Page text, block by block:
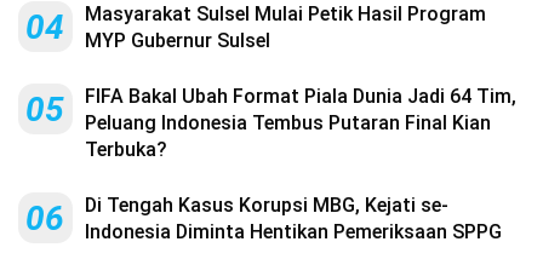
04
Masyarakat Sulsel Mulai Petik Hasil Program
MYP Gubernur Sulsel
05
FIFA Bakal Ubah Format Piala Dunia Jadi 64 Tim,
Peluang Indonesia Tembus Putaran Final Kian
Terbuka?
06
Di Tengah Kasus Korupsi MBG, Kejati se-
Indonesia Diminta Hentikan Pemeriksaan SPPG